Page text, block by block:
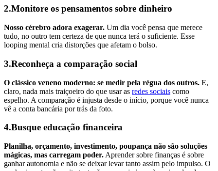
2.Monitore os pensamentos sobre dinheiro
Nosso cérebro adora exagerar. Um dia você pensa que merece
tudo, no outro tem certeza de que nunca terá o suficiente. Esse
looping mental cria distorções que afetam o bolso.
3.Reconheça a comparação social
O clássico veneno moderno: se medir pela régua dos outros. E,
claro, nada mais traiçoeiro do que usar as redes sociais como
espelho. A comparação é injusta desde o início, porque você nunca
vê a conta bancária por trás da foto.
4.Busque educação financeira
Planilha, orçamento, investimento, poupança não são soluções
mágicas, mas carregam poder. Aprender sobre finanças é sobre
ganhar autonomia e não se deixar levar tanto assim pelo impulso. O